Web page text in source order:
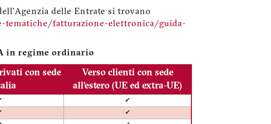
delle Entrate si trovano
fatturazione-elettronica/guida-
in regime ordinario
con sede
Verso clienti con sede
all’estero (UE ed extra-UE)
✔
✔